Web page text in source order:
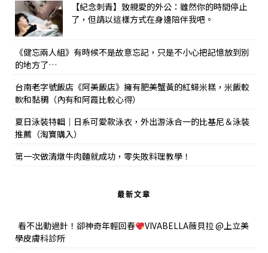
【紀念刺青】致親愛的外公：雖然你的時間停止
了，但請以這樣方式在身邊陪伴我吧。
《健忘兩人組》有時候不是故意忘記，只是不小心把記憶放到別
的地方了…
台南老字號飯店《阿美飯店》擁有肥美蟹黃的紅蟳米糕，米飯較
軟和黏稠（內有和阿霞比較心得）
夏日泳裝特輯｜日系可愛款泳衣，外出游泳合一的比基尼＆泳裝
推薦（淘寶購入）
第一次做清燉牛肉麵就成功，零失敗料理教學！
最新文章
看不出動過針！卻神奇年輕回春
VIVABELLA薇貝拉 @上立美
學皮膚科診所